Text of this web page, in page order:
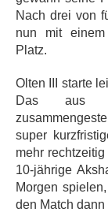
Nach drei von
nun mit einem
Platz.
Olten III starte
Das aus
super
mehr
10-jährige
Morgen
den Match